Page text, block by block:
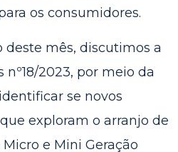
os consumidores.
deste mês, discutimos a
2023, por meio da
se novos
exploram o arranjo de
e Mini Geração